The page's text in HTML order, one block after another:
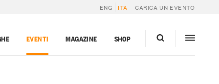
ENG ITA CARICA UN EVENTO
EVENTI MAGAZINE SHOP